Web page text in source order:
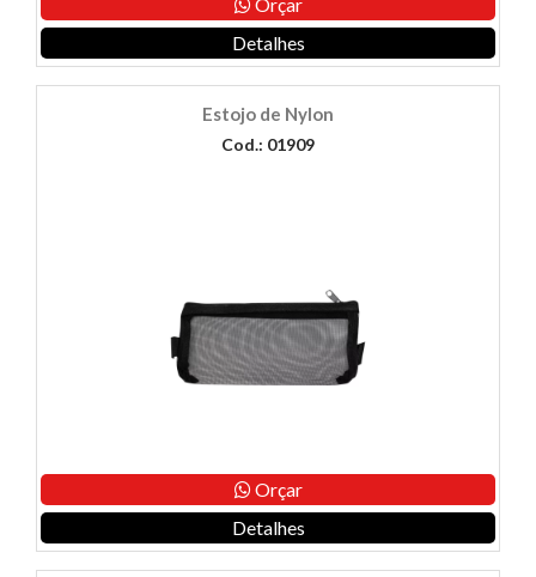
Detalhes
Estojo de Nylon
Cod.: 01909
Orçar
Detalhes